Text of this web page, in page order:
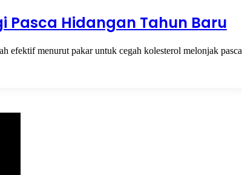
Pasca Hidangan Tahun Baru
efektif menurut pakar untuk cegah kolesterol melonjak pasca